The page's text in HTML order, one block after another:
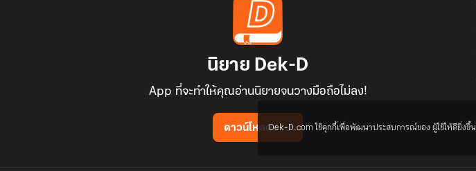
นิยาย Dek-D
App ที่จะทำให้คุณอ่านนิยายจนวางมือถือไม่ลง!
ดาวน์โหลดแอปDek-D.com ใช้คุกกี้เพื่อพัฒนาประสบการณ์ของ ผู้ใช้ให้ดียิ่งขึ้น